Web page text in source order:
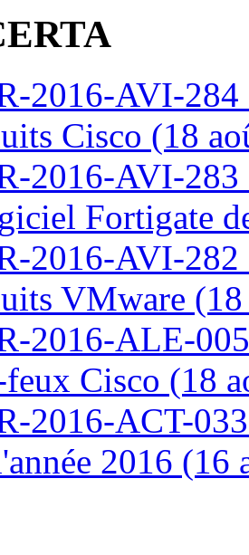
2016-AVI-
Cisco (18
2016-AVI-
Fortigate
2016-AVI-
VMware
2016-ALE-
feux Cisco (18
2016-ACT-
2016 (16